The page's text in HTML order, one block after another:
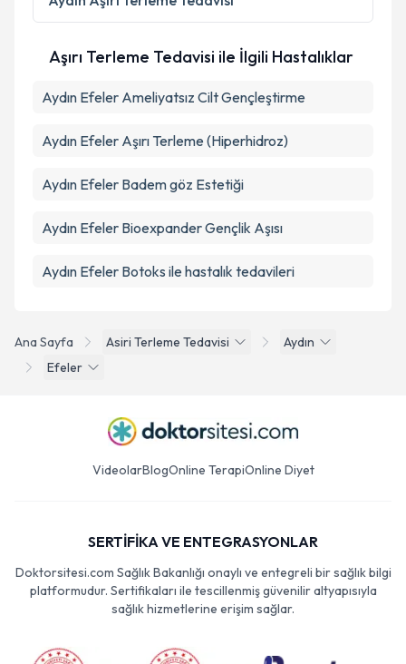
Ana Sayfa Asiri Terleme Tedavisi
Aydın
Efeler
Aşırı Terleme Tedavisi ile İlgili Hastalıklar
Aydın Efeler Ameliyatsız Cilt Gençleştirme
Aydın Efeler Aşırı Terleme (Hiperhidroz)
Aydın Efeler Badem göz Estetiği
Aydın Efeler Bioexpander Gençlik Aşısı
Aydın Efeler Botoks ile hastalık tedavileri
VideolarBlogOnline TerapiOnline Diyet
SERTİFİKA VE ENTEGRASYONLAR
Doktorsitesi.com Sağlık Bakanlığı onaylı ve entegreli bir sağlık bilgi
platformudur. Sertifikaları ile tescillenmiş güvenilir altyapısıyla
sağlık hizmetlerine erişim sağlar.